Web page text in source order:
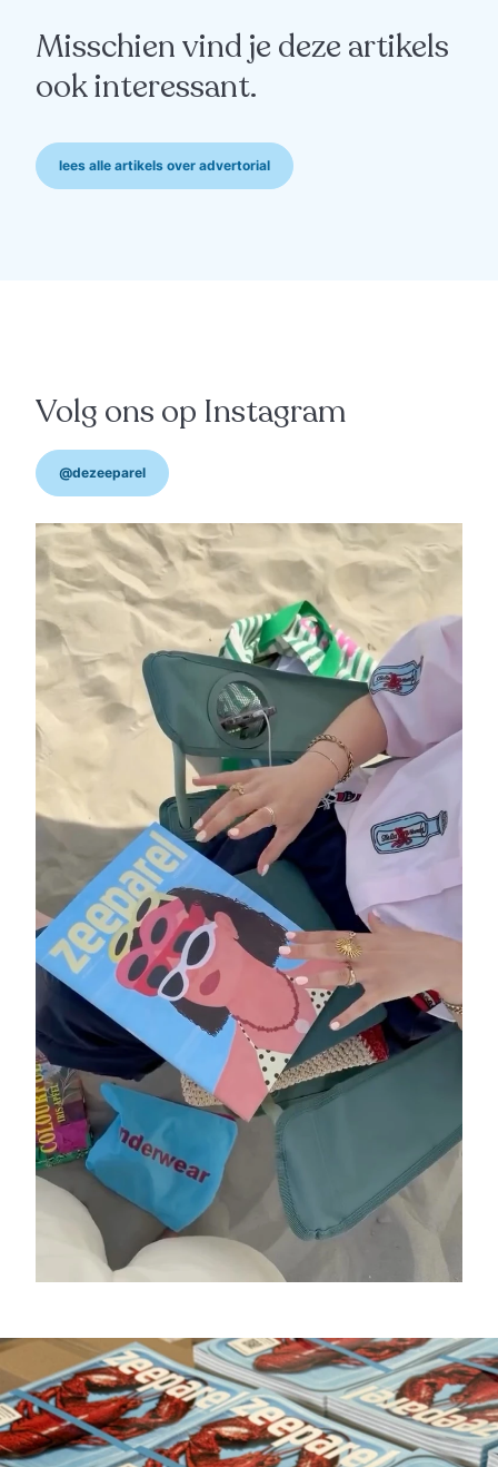
Misschien vind je deze artikels
ook interessant.
lees alle artikels over advertorial
Volg ons op Instagram
@dezeeparel